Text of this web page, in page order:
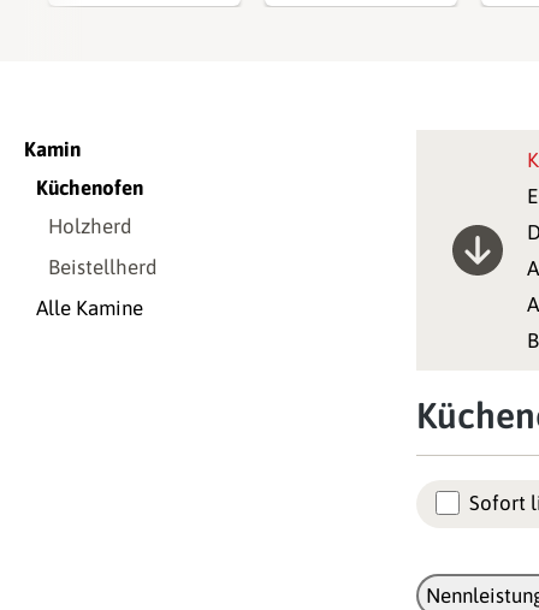
Kamin
Küchenofen
Holzherd
Beistellherd
Alle Kamine
Sofort